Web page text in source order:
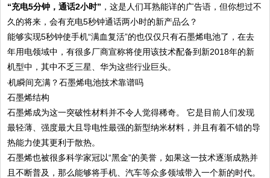
“充电5分钟，通话2小时” ，这是人们耳熟能详的广告语，但你想过不
久的将来，会有充电5秒钟通话两小时的新产品么？
能够实现5秒钟使手机“满血复活”的也仅仅只有石墨烯电池了，在去
年用电领域中，有很多厂商宣称将使用该技术配备到新2018年的新
机型中，其中不乏三星、华为这些行业巨头。
石墨烯结构
石墨烯成为这一突破性材料并不令人觉得稀奇。 它是目前人们发现
最轻薄、强度最大且导电性最强的新型纳米材料，并且有着不错的导
热能力使其更利于散热。
石墨烯也被很多科学家冠以“黑金”的美誉，如果这一技术逐渐成熟并
且不断普及，那么能够将手机、汽车等众多领域带入一个新的时代。